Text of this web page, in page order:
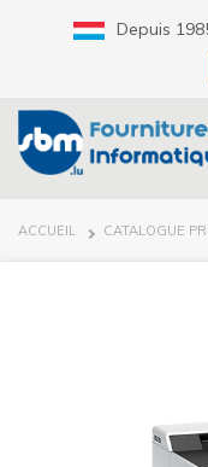
Depuis
FIL
ACCUEIL CATALOGUE